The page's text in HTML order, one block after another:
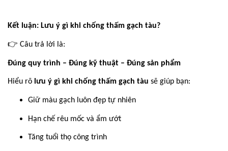
Kết luận: Lưu ý gì khi chống thấm gạch tàu?
👉 Câu trả lời là:
Đúng quy trình – Đúng kỹ thuật – Đúng sản phẩm
Hiểu rõ lưu ý gì khi chống thấm gạch tàu sẽ giúp bạn:
Giữ màu gạch luôn đẹp tự nhiên
Hạn chế rêu mốc và ẩm ướt
Tăng tuổi thọ công trình